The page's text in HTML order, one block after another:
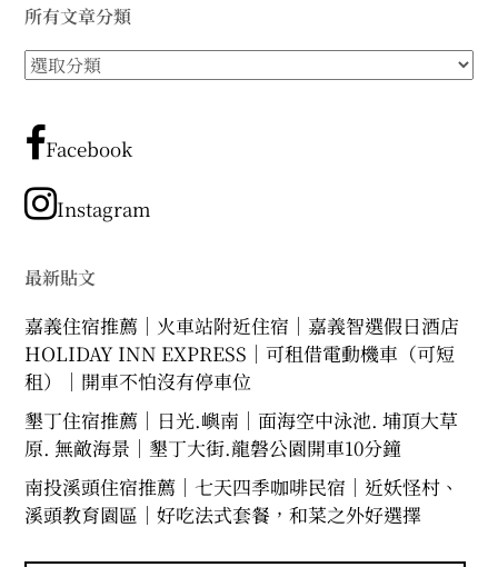
所有文章分類
所
文
章
類
Facebook
Instagram
最新貼文
嘉義住宿推薦｜火車站附近住宿｜嘉義智選假日酒店
HOLIDAY INN EXPRESS｜可租借電動機車（可短
租）｜開車不怕沒有停車位
墾丁住宿推薦｜日光.嶼南｜面海空中泳池. 埔頂大草
原. 無敵海景｜墾丁大街.龍磐公園開車10分鐘
南投溪頭住宿推薦｜七天四季咖啡民宿｜近妖怪村、
溪頭教育園區｜好吃法式套餐，和菜之外好選擇